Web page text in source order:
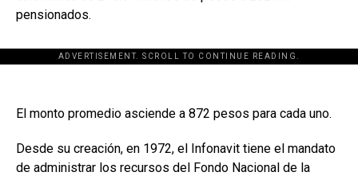
pensionados.
ADVERTISEMENT. SCROLL TO CONTINUE READING.
El monto promedio asciende a 872 pesos para cada uno.
Desde su creación, en 1972, el Infonavit tiene el mandato
de administrar los recursos del Fondo Nacional de la